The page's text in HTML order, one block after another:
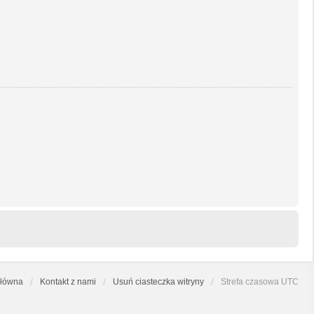
Kontakt z nami Usuń ciasteczka witryny Strefa czasowa UTC